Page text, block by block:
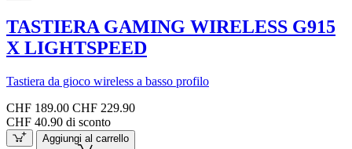
TASTIERA GAMING WIRELESS G915
X LIGHTSPEED
Tastiera da gioco wireless a basso profilo
CHF 189.00 CHF 229.90
CHF 40.90 di sconto
Aggiungi al carrello